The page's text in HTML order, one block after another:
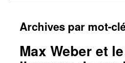
Archives par mot-
Max Weber et